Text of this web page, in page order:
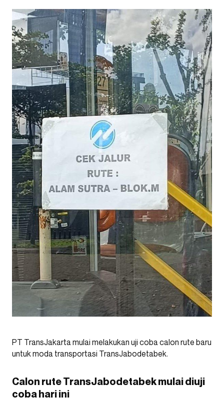
PT TransJakarta mulai melakukan uji coba calon rute baru
untuk moda transportasi TransJabodetabek.
Calon rute TransJabodetabek mulai diuji
coba hari ini